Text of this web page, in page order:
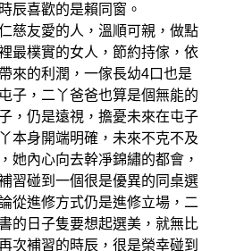
辰喜歡的是賴同窗。
友愛的人，溫順可親，做點
最樸實的女人，節約持傢，依
來的利潤，一傢長幼4口也是
子，二丫爸爸也算是個無能的
，仍是遠視，擔憂未來在屯子
本身開端明確，未來不克不及
她內心向去幹凈錦繡的都會，
習碰到一個很是優異的同桌選
從進修方式仍是進修立場，二
的日子隻要想起選美，就無比
次補習的時辰，很是榮幸碰到